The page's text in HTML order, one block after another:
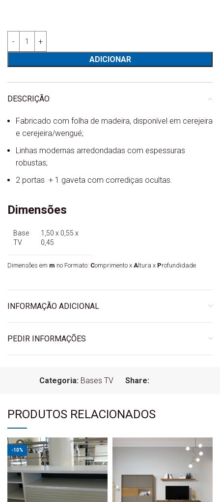
ADICIONAR
DESCRIÇÃO
Fabricado com folha de madeira, disponível em cerejeira
e cerejeira/wengué;
Linhas modernas arredondadas com espessuras
robustas;
2 portas + 1 gaveta com corrediças ocultas.
Dimensões
Base
TV
1,50 x 0,55 x
0,45
Dimensões em m no Formato: Comprimento x Altura x Profundidade
INFORMAÇÃO ADICIONAL
PEDIR INFORMAÇÕES
Categoria: Bases TV Share:
PRODUTOS RELACIONADOS
-10%